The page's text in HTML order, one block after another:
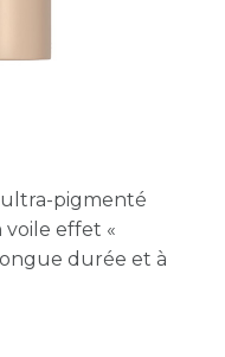
pigmenté
voile effet «
durée et à